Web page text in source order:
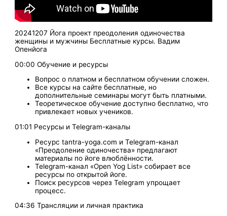
20241207 Йога проект преодоления одиночества
женщины и мужчины Бесплатные курсы. Вадим
Опенйога
00:00 Обучение и ресурсы
Вопрос о платном и бесплатном обучении сложен.
Все курсы на сайте бесплатные, но
дополнительные семинары могут быть платными.
Теоретическое обучение доступно бесплатно, что
привлекает новых учеников.
01:01 Ресурсы и Telegram-каналы
Ресурс tantra-yoga.com и Telegram-канал
«Преодоление одиночества» предлагают
материалы по йоге влюблённости.
Telegram-канал «Open Yog List» собирает все
ресурсы по открытой йоге.
Поиск ресурсов через Telegram упрощает
процесс.
04:36 Трансляции и личная практика